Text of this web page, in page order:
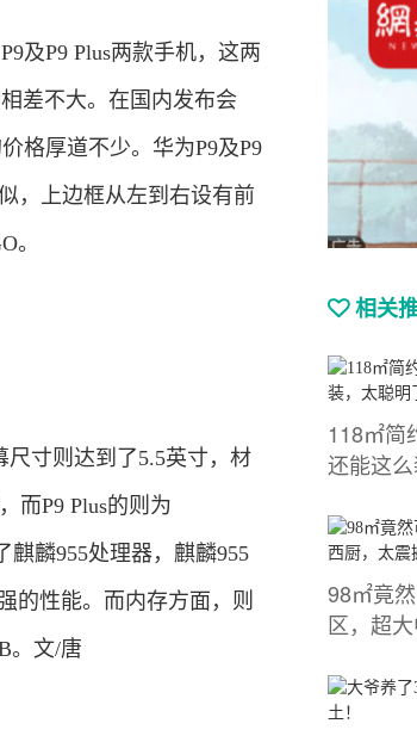
及P9 Plus两款手机，这两
差不大。在国内发布会
格厚道不少。华为P9及P9
，上边框从左到右设有前
。
尺寸则达到了5.5英寸，材
而P9 Plus的则为
麒麟955处理器，麒麟955
的性能。而内存方面，则
。文/唐
相关
118㎡简
还能这么
98㎡竟
区，超